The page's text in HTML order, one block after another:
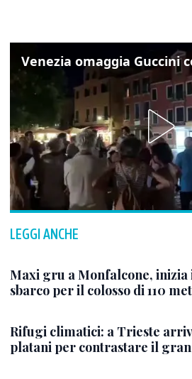
LEGGI ANCHE
Maxi gru a Monfalcone, inizia
sbarco per il colosso di 110
Rifugi climatici: a Trieste
platani per contrastare il